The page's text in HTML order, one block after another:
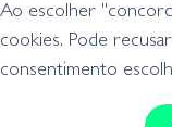
condições de
Ao escolher
cookies. Pode
consentimento